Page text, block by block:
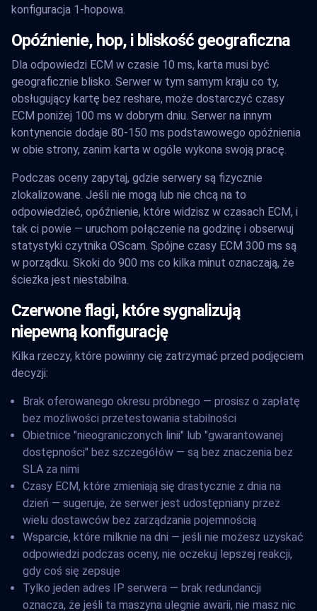
konfiguracja 1-hopowa.
Opóźnienie, hop, i bliskość geograficzna
Dla odpowiedzi ECM w czasie 10 ms, karta musi być
geograficznie blisko. Serwer w tym samym kraju co ty,
obsługujący kartę bez reshare, może dostarczyć czasy
ECM poniżej 100 ms w dobrym dniu. Serwer na innym
kontynencie dodaje 80-150 ms podstawowego opóźnienia
w obie strony, zanim karta w ogóle wykona swoją pracę.
Podczas oceny zapytaj, gdzie serwery są fizycznie
zlokalizowane. Jeśli nie mogą lub nie chcą na to
odpowiedzieć, opóźnienie, które widzisz w czasach ECM, i
tak ci powie — uruchom połączenie na godzinę i obserwuj
statystyki czytnika OScam. Spójne czasy ECM 300 ms są
w porządku. Skoki do 900 ms co kilka minut oznaczają, że
ścieżka jest niestabilna.
Czerwone flagi, które sygnalizują
niepewną konfigurację
Kilka rzeczy, które powinny cię zatrzymać przed podjęciem
decyzji:
Brak oferowanego okresu próbnego — prosisz o zapłatę
bez możliwości przetestowania stabilności
Obietnice "nieograniczonych linii" lub "gwarantowanej
dostępności" bez szczegółów — są bez znaczenia bez
SLA za nimi
Czasy ECM, które zmieniają się drastycznie z dnia na
dzień — sugeruje, że serwer jest udostępniany przez
wielu dostawców bez zarządzania pojemnością
Wsparcie, które milknie na dni — jeśli nie możesz uzyskać
odpowiedzi podczas oceny, nie oczekuj lepszej reakcji,
gdy coś się zepsuje
Tylko jeden adres IP serwera — brak redundancji
oznacza, że jeśli ta maszyna ulegnie awarii, nie masz nic